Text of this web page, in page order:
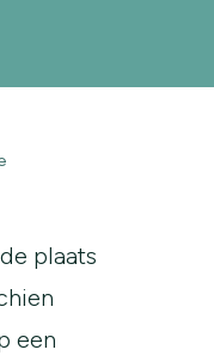
plaats
een